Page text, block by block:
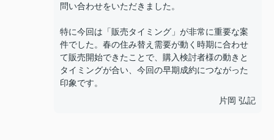
問い合わせをいただきました。
特に今回は「販売タイミング」が非常に重要な案
件でした。春の住み替え需要が動く時期に合わせ
て販売開始できたことで、購入検討者様の動きと
タイミングが合い、今回の早期成約につながった
印象です。
片岡 弘記